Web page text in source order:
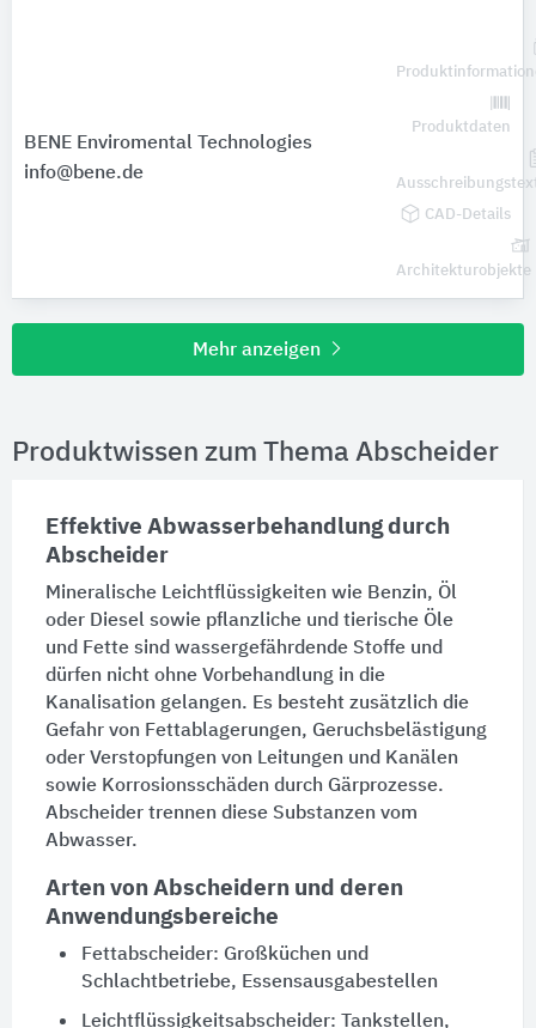
BENE Enviromental Technologies
info@bene.de
Produktdaten
CAD-Details
Architekturobjekte
Mehr anzeigen
Produktwissen zum Thema Abscheider
Effektive Abwasserbehandlung durch
Abscheider
Mineralische Leichtflüssigkeiten wie Benzin, Öl
oder Diesel sowie pflanzliche und tierische Öle
und Fette sind wassergefährdende Stoffe und
dürfen nicht ohne Vorbehandlung in die
Kanalisation gelangen. Es besteht zusätzlich die
Gefahr von Fettablagerungen, Geruchsbelästigung
oder Verstopfungen von Leitungen und Kanälen
sowie Korrosionsschäden durch Gärprozesse.
Abscheider trennen diese Substanzen vom
Abwasser.
Arten von Abscheidern und deren
Anwendungsbereiche
Fettabscheider: Großküchen und
Schlachtbetriebe, Essensausgabestellen
Leichtflüssigkeitsabscheider: Tankstellen,